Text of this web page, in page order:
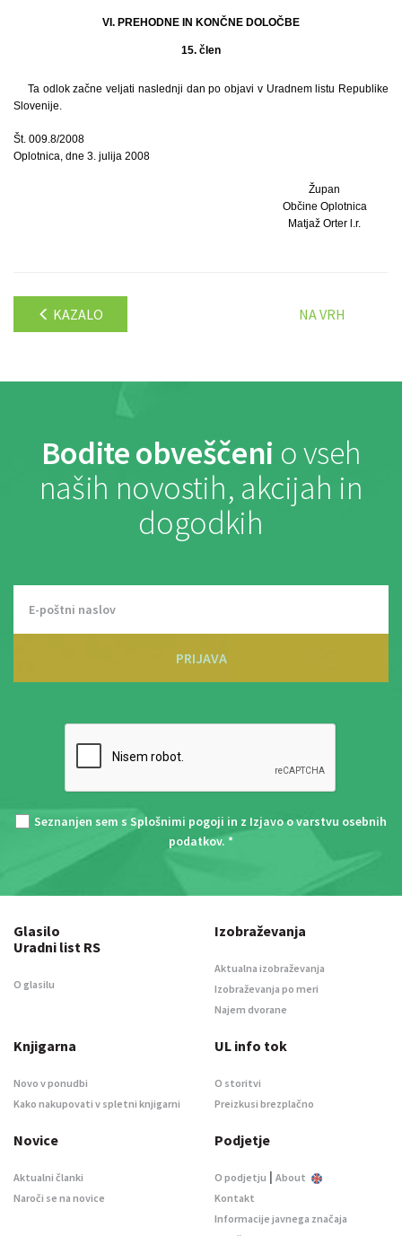
VI. PREHODNE IN KONČNE DOLOČBE
15. člen
Ta odlok začne veljati naslednji dan po objavi v Uradnem listu Republike
Slovenije.
Št. 009.8/2008
Oplotnica, dne 3. julija 2008
Župan
Občine Oplotnica
Matjaž Orter l.r.
KAZALO NA VRH
Bodite obveščeni o vseh
naših novostih, akcijah in
dogodkih
PRIJAVA
Seznanjen sem s Splošnimi pogoji in z Izjavo o varstvu osebnih
podatkov. *
Glasilo
Uradni list RS
O glasilu
Izobraževanja
Aktualna izobraževanja
Izobraževanja po meri
Najem dvorane
Knjigarna
Novo v ponudbi
Kako nakupovati v spletni knjigarni
UL info tok
O storitvi
Preizkusi brezplačno
Novice
Aktualni članki
Naroči se na novice
Podjetje
O podjetju | About
Kontakt
Informacije javnega značaja